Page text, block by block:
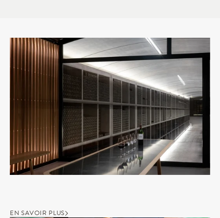
EN SAVOIR PLUS